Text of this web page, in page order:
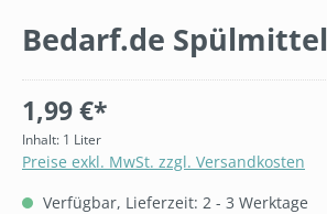
Bedarf.de Spülmittel
1,99 €*
Inhalt: 1 Liter
Preise exkl. MwSt. zzgl. Versandkosten
Verfügbar, Lieferzeit: 2 - 3 Werktage